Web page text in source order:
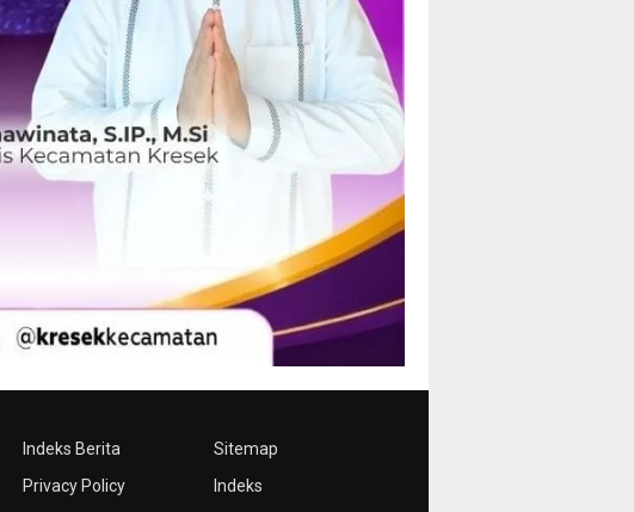
Indeks Berita
Privacy Policy
Sitemap
Indeks